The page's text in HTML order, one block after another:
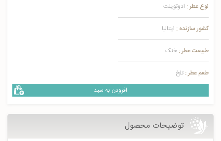
نوع عطر : ادوتویلت
کشور سازنده : ایتالیا
طبیعت عطر : خنک
طعم عطر : تلخ
افزودن به سبد
توضیحات محصول